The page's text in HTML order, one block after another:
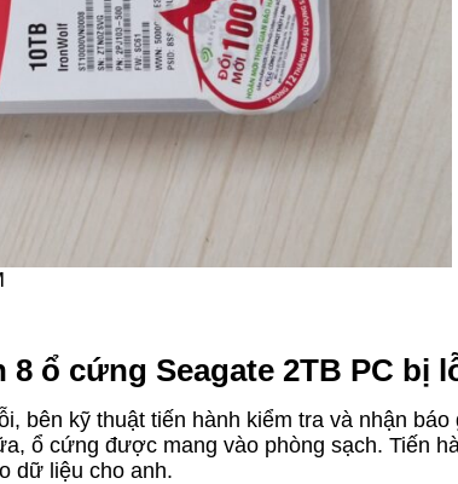
ổ cứng Seagate 2TB PC bị
bên kỹ thuật tiến hành kiểm tra và nhận
ổ cứng được mang vào phòng sạch. Tiến
dữ liệu cho anh.